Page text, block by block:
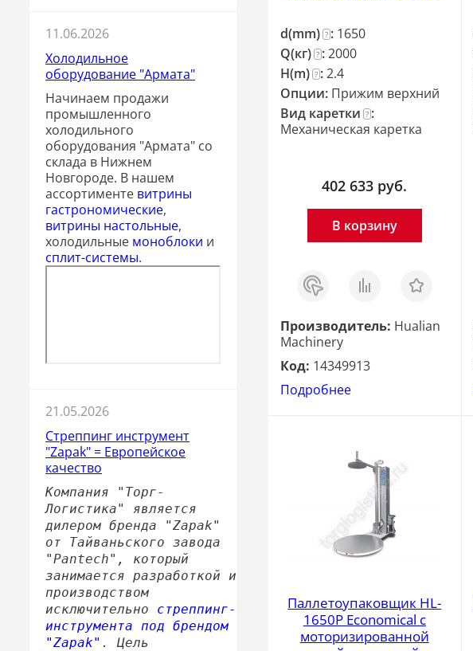
11.06.2026
Холодильное
оборудование "Армата"
Начинаем продажи
промышленного
холодильного
оборудования "Армата" со
склада в Нижнем
Новгороде. В нашем
ассортименте витрины
гастрономические,
витрины настольные,
холодильные моноблоки и
сплит-системы.
21.05.2026
Стреппинг инструмент
"Zapak" = Европейское
качество
Компания "Торг-
Логистика" является
дилером бренда "Zapak"
от Тайваньского завода
"Pantech", который
занимается разработкой и
производством
исключительно стреппинг-
инструмента под брендом
"Zapak" . Цель
d(mm) ? : 1650
Q(кг) ? :2000
H(m) ? :2.4
Опции: Прижим верхний
Вид каретки ? :
Механическая каретка
402 633 руб.
В корзину
Заказ
в 1
клик
Сравнить Отложить
Производитель: Hualian
Machinery
Код: 14349913
Подробнее
Паллетоупаковщик HL-
1650P Economical с
моторизированной